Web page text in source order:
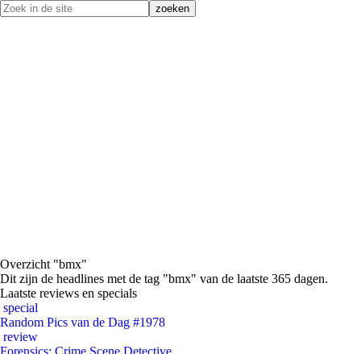
Overzicht "bmx"
Dit zijn de headlines met de tag "bmx" van de laatste 365 dagen.
Laatste reviews en specials
special
Random Pics van de Dag #1978
review
Forensics: Crime Scene Detective